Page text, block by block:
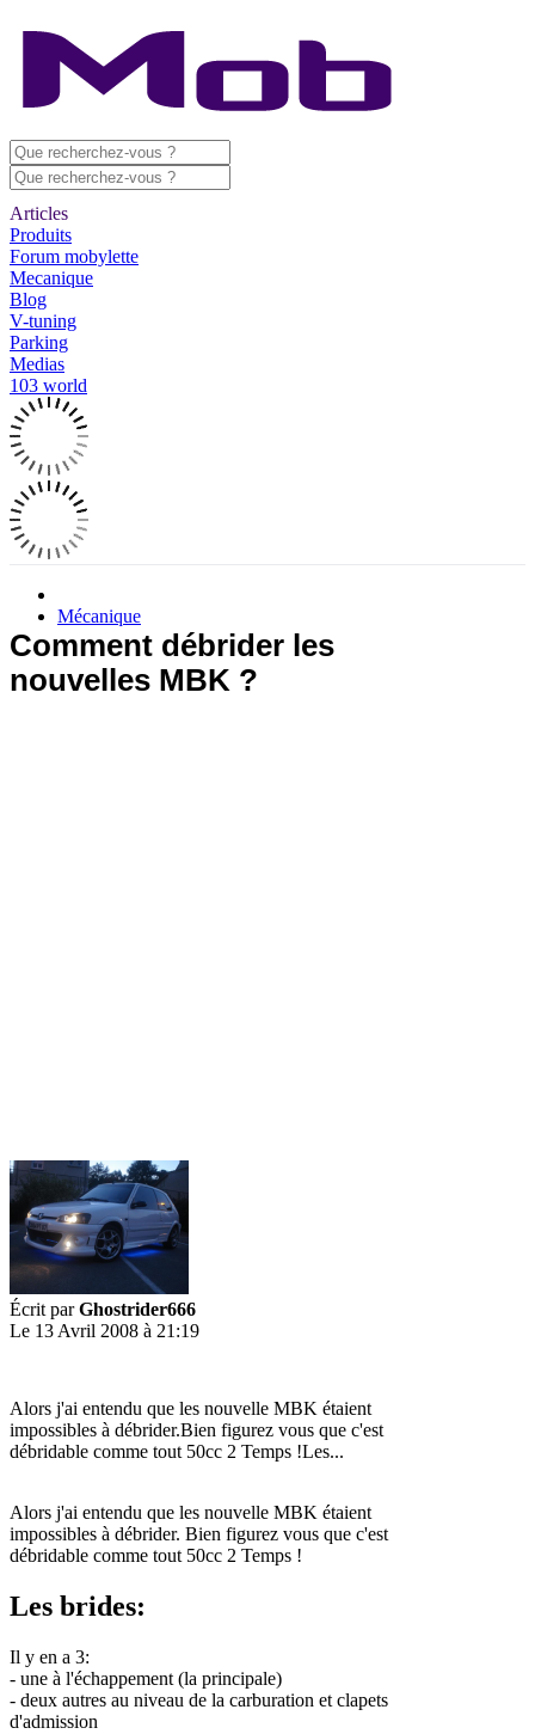
Articles
Produits
Forum mobylette
Mecanique
Blog
V-tuning
Parking
Medias
103 world
Mécanique
Comment débrider les
nouvelles MBK ?
Écrit parGhostrider666
Le 13 Avril 2008 à 21:19
Alors j'ai entendu que les nouvelle MBK étaient
impossibles à débrider.Bien figurez vous que c'est
débridable comme tout 50cc 2 Temps !Les...
Alors j'ai entendu que les nouvelle MBK étaient
impossibles à débrider. Bien figurez vous que c'est
débridable comme tout 50cc 2 Temps !
Les brides:
Il y en a 3:
- une à l'échappement (la principale)
- deux autres au niveau de la carburation et clapets
d'admission